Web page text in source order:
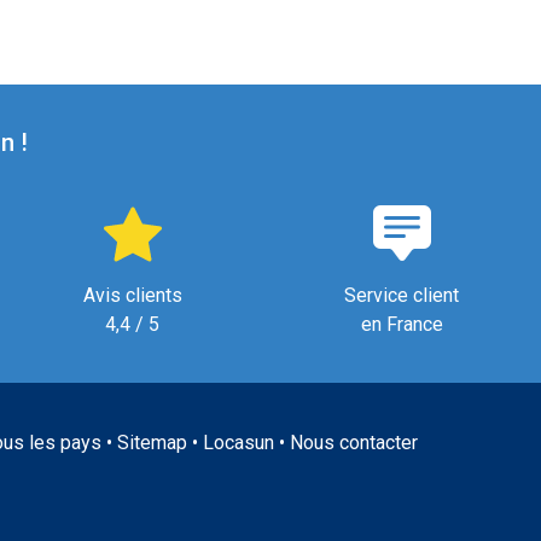
!
Avis clients
4,4 / 5
Service client
en France
les pays • Sitemap• Locasun• Nous contacter